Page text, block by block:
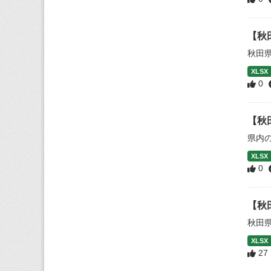
【
秋田
XLSX
0
【
県内
XLSX
0
【
秋田
XLSX
27